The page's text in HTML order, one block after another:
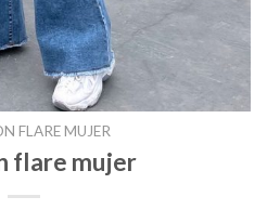
FLARE MUJER
flare mujer